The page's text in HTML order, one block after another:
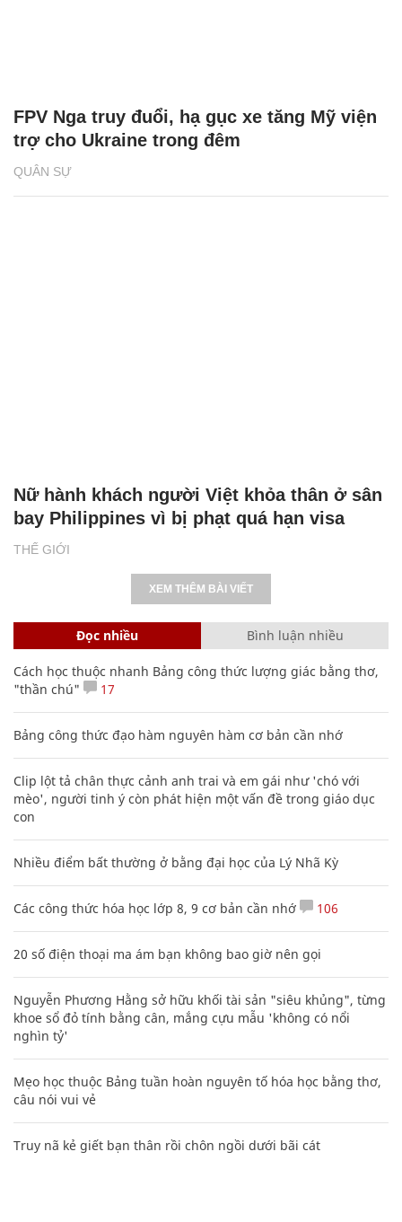
QUÂN SỰ
FPV Nga truy đuổi, hạ gục xe tăng Mỹ viện
trợ cho Ukraine trong đêm
THẾ GIỚI
Nữ hành khách người Việt khỏa thân ở sân
bay Philippines vì bị phạt quá hạn visa
XEM THÊM BÀI VIẾT
Đọc nhiều Bình luận nhiều
Cách học thuộc nhanh Bảng công thức lượng giác bằng thơ,
"thần chú"
17
Bảng công thức đạo hàm nguyên hàm cơ bản cần nhớ
Clip lột tả chân thực cảnh anh trai và em gái như 'chó với
mèo', người tinh ý còn phát hiện một vấn đề trong giáo dục
con
Nhiều điểm bất thường ở bằng đại học của Lý Nhã Kỳ
Các công thức hóa học lớp 8, 9 cơ bản cần nhớ 106
20 số điện thoại ma ám bạn không bao giờ nên gọi
Nguyễn Phương Hằng sở hữu khối tài sản "siêu khủng", từng
khoe sổ đỏ tính bằng cân, mắng cựu mẫu 'không có nổi
nghìn tỷ'
Mẹo học thuộc Bảng tuần hoàn nguyên tố hóa học bằng thơ,
câu nói vui vẻ
Truy nã kẻ giết bạn thân rồi chôn ngồi dưới bãi cát